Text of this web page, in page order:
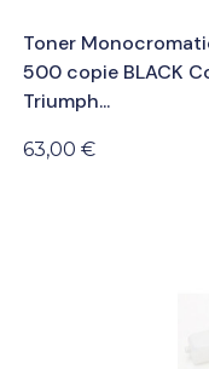
Toner
500 copie BLACK
Triumph...
63,00 €